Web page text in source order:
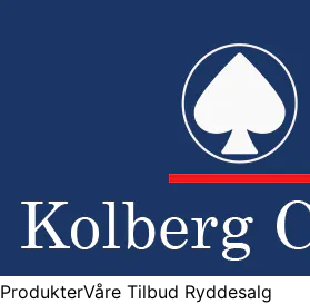
ProdukterVåre Tilbud Ryddesalg